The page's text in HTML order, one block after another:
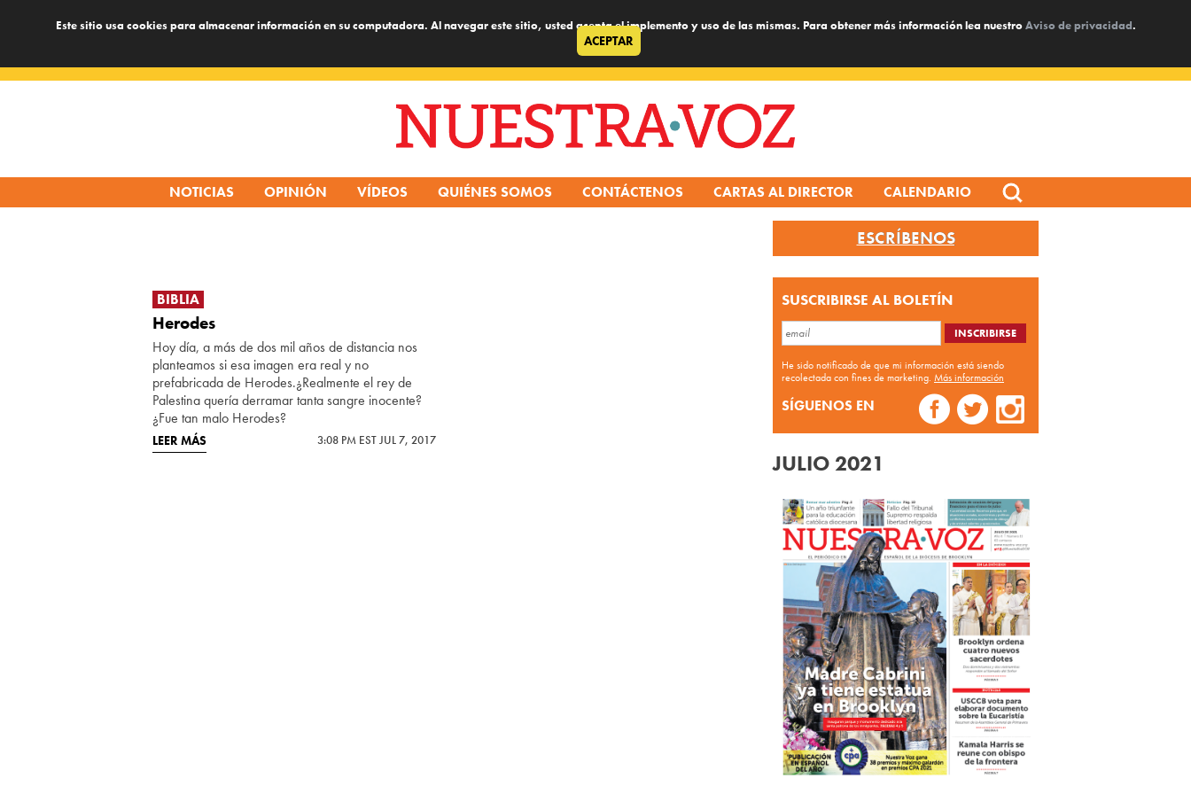
Este sitio usa cookies para almacenar información en su computadora. Al navegar este sitio, usted acepta el implemento y uso de las mismas. Para obtener más información lea nuestroAviso de privacidad.
ACEPTAR
NOTICIAS OPINIÓN VÍDEOS QUIÉNES SOMOS CONTÁCTENOS CARTAS AL DIRECTOR CALENDARIO
Search
for:
BIBLIA
Herodes
Hoy día, a más de dos mil años de distancia nos
planteamos si esa imagen era real y no
prefabricada de Herodes.¿Realmente el rey de
Palestina quería derramar tanta sangre inocente?
¿Fue tan malo Herodes?
LEER MÁS 3:08 PM EST JUL 7, 2017
ESCRÍBENOS
SUSCRIBIRSE AL BOLETÍN
He sido notificado de que mi información está siendo
recolectada con fines de marketing. Más información
SÍGUENOS EN
JULIO 2021